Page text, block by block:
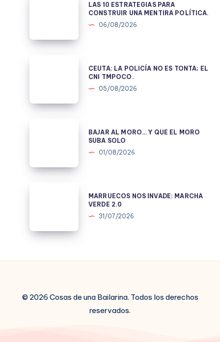
CONSTRUIR
LAS 10 ESTRATEGIAS PARA
CONSTRUIR UNA MENTIRA POLÍTICA.
06/08/2026
ES
CEUTA: LA POLICÍA NO ES TONTA; EL
CNI TMPOCO.
05/08/2026
QUE
BAJAR AL MORO… Y QUE EL MORO
SUBA SOLO
01/08/2026
VERDE
MARRUECOS NOS INVADE: MARCHA
VERDE 2.0
31/07/2026
© 2026 Cosas de una Bailarina. Todos los derechos
reservados.